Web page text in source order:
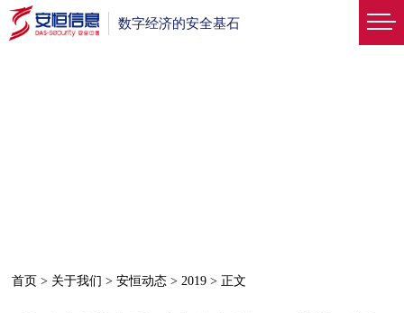
数字经济的安全基石
首页 > 关于我们 >安恒动态 >2019 > 正文